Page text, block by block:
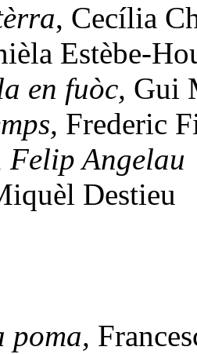
, Cecília
Estèbe-
en fuòc, Gui
Frederic
Felip Angelau
Destieu
poma,